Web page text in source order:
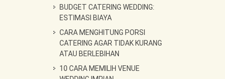
BUDGET CATERING WEDDING:
ESTIMASI BIAYA
CARA MENGHITUNG PORSI
CATERING AGAR TIDAK KURANG
ATAU BERLEBIHAN
10 CARA MEMILIH VENUE